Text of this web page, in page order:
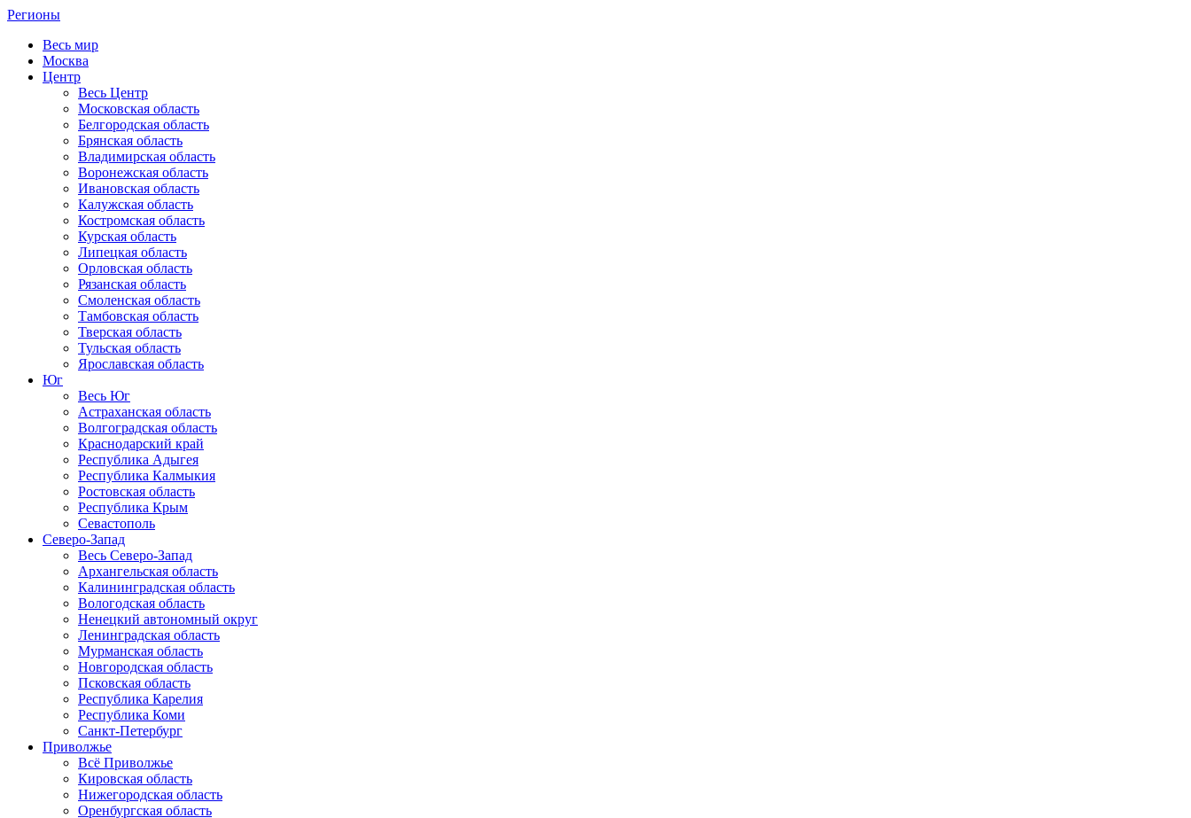
Регионы
Весь мир
Москва
Центр
Весь Центр
Московская область
Белгородская область
Брянская область
Владимирская область
Воронежская область
Ивановская область
Калужская область
Костромская область
Курская область
Липецкая область
Орловская область
Рязанская область
Смоленская область
Тамбовская область
Тверская область
Тульская область
Ярославская область
Юг
Весь Юг
Астраханская область
Волгоградская область
Краснодарский край
Республика Адыгея
Республика Калмыкия
Ростовская область
Республика Крым
Севастополь
Северо-Запад
Весь Северо-Запад
Архангельская область
Калининградская область
Вологодская область
Ненецкий автономный округ
Ленинградская область
Мурманская область
Новгородская область
Псковская область
Республика Карелия
Республика Коми
Санкт-Петербург
Приволжье
Всё Приволжье
Кировская область
Нижегородская область
Оренбургская область